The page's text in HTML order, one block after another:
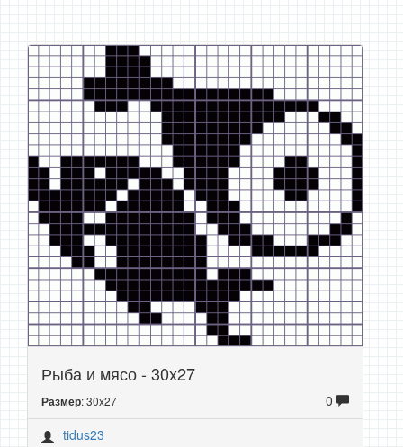
Рыба и мясо - 30x27
Размер: 30x27
0
tidus23